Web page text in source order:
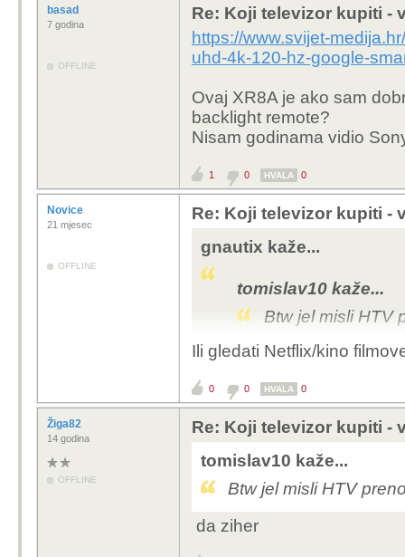
basad
7 godina
OFFLINE
Re: Koji televizor kupiti -
https://www.svijet-
uhd-4k-120-hz-google-
Ovaj XR8A je ako sam
backlight remote?
Nisam godinama vidio
1 0 HVALA 0
Novice
21 mjesec
OFFLINE
Re: Koji televizor kupiti -
gnautix kaže...
tomislav10 kaže...
Btw jel misli HTV
Nema veceg gusta
Ili gledati Netflix/kino
0 0 HVALA 0
Žiga82
14 godina
OFFLINE
Re: Koji televizor kupiti -
tomislav10 kaže...
Btw jel misli HTV
da ziher